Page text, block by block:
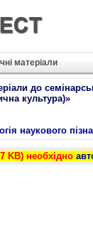
матеріали
до
культура)»
наукового
KB) необхідно